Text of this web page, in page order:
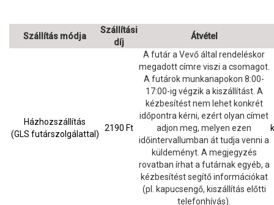
Szállítás módja
Szállítási
díj
Átvétel
Házhozszállítás
(GLS futárszolgálattal)
2190 Ft
A futár a Vevő által rendeléskor
megadott címre viszi a csomagot.
A futárok munkanapokon 8:00-
17:00-ig végzik a kiszállítást. A
kézbesítést nem lehet konkrét
időpontra kérni, ezért olyan címet
adjon meg, melyen ezen
időintervallumban át tudja venni a
küldeményt. A megjegyzés
rovatban írhat a futárnak egyéb, a
kézbesítést segítő információkat
(pl. kapucsengő, kiszállítás előtti
telefonhívás).